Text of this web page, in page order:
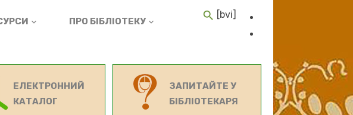
ПРО БІБЛІОТЕКУ
[bvi]
ЕЛЕКТРОННИЙ
КАТАЛОГ
ЗАПИТАЙТЕ У
БІБЛІОТЕКАРЯ